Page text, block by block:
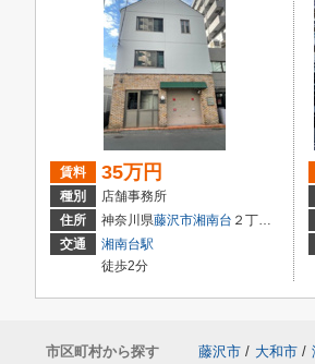
賃料 35万円
種別
店舗事務所
住所
神奈川県藤沢市湘南台 ２丁目8-12
交通
湘南台駅
徒歩2分
市区町村から探す 藤沢市 / 大和市 /